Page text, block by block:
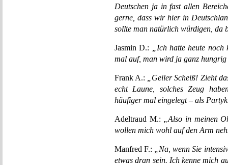
Deutschen ja in fast allen
gerne, dass wir hier in
sollte man natürlich würdigen, da
Jasmin D.:
„Ich hatte heute
mal auf, man wird ja ganz
Frank A.:
„Geiler Scheiß! Zieht
echt Laune, solches Zeug
häufiger mal eingelegt – als
Adeltraud M.:
„Also in meinen
wollen mich wohl auf den Arm
Manfred F.:
„Na, wenn Sie
etwas dran sein. Ich kenne mich